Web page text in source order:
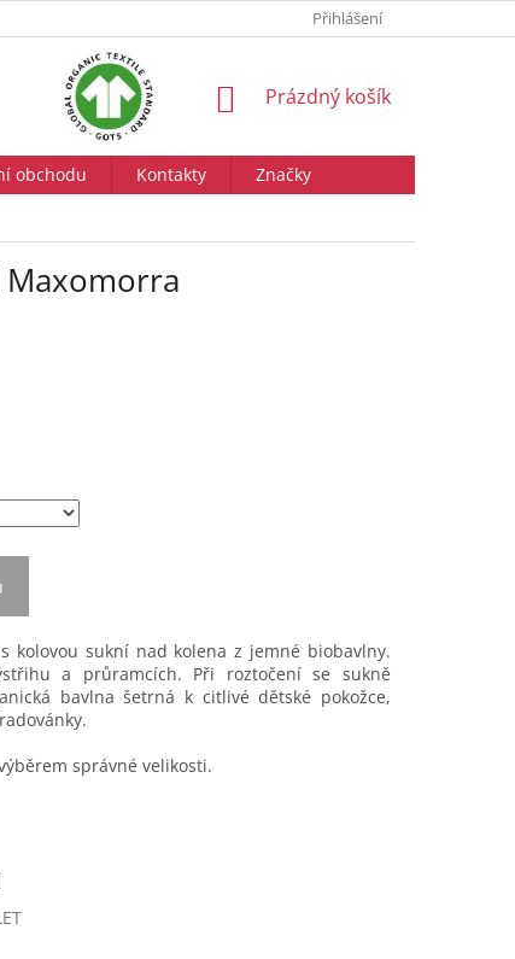
Přihlášení
NÁKUPNÍ
Prázdný košík
obchodu Kontakty
Značky
Maxomorra
kolovou sukní nad kolena z jemné biobavlny.
a průramcích. Při roztočení se sukně
bavlna šetrná k citlivé dětské pokožce,
správné velikosti.